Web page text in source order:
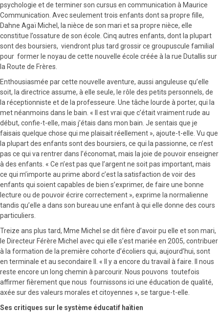
psychologie et de terminer son cursus en communication à Maurice
Communication. Avec seulement trois enfants dont sa propre fille,
Dahne Agaï Michel, la nièce de son mari et sa propre nièce, elle
constitue l’ossature de son école. Cinq autres enfants, dont la plupart
sont des boursiers, viendront plus tard grossir ce groupuscule familial
pour former le noyau de cette nouvelle école créée à la rue Dutallis sur
la Route de Frères.
Enthousiasmée par cette nouvelle aventure, aussi anguleuse qu’elle
soit, la directrice assume, à elle seule, le rôle des petits personnels, de
la réceptionniste et de la professeure. Une tâche lourde à porter, qui la
met néanmoins dans le bain. « Il est vrai que c’était vraiment rude au
début, confie-t-elle, mais j’étais dans mon bain. Je sentais que je
faisais quelque chose qui me plaisait réellement », ajoute-t-elle. Vu que
la plupart des enfants sont des boursiers, ce qui la passionne, ce n’est
pas ce qui va rentrer dans l’économat, mais la joie de pouvoir enseigner
à des enfants. « Ce n’est pas que l’argent ne soit pas important, mais
ce qui m’importe au prime abord c’est la satisfaction de voir des
enfants qui soient capables de bien s’exprimer, de faire une bonne
lecture ou de pouvoir écrire correctement », exprime la normalienne
tandis qu’elle a dans son bureau une enfant à qui elle donne des cours
particuliers.
Treize ans plus tard, Mme Michel se dit fière d’avoir pu elle et son mari,
le Directeur Férère Michel avec qui elle s’est mariée en 2005, contribuer
à la formation de la première cohorte d’écoliers qui, aujourd’hui, sont
en terminale et au secondaire II. « Il y a encore du travail à faire. Il nous
reste encore un long chemin à parcourir. Nous pouvons toutefois
affirmer fièrement que nous fournissons ici une éducation de qualité,
axée sur des valeurs morales et citoyennes », se targue-t-elle.
Ses critiques sur le système éducatif haïtien